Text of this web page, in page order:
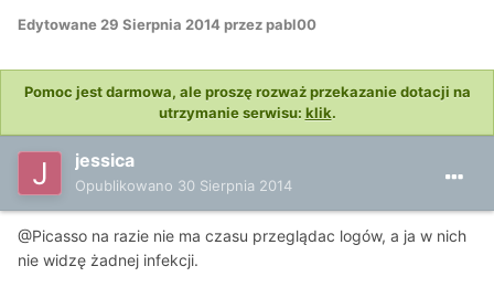
Edytowane29 Sierpnia 2014przez pabl00
Pomoc jest darmowa, ale proszę rozważ przekazanie dotacji na
utrzymanie serwisu: klik.
jessica
Opublikowano 30 Sierpnia 2014
@Picasso na razie nie ma czasu przeglądac logów, a ja w nich
nie widzę żadnej infekcji.